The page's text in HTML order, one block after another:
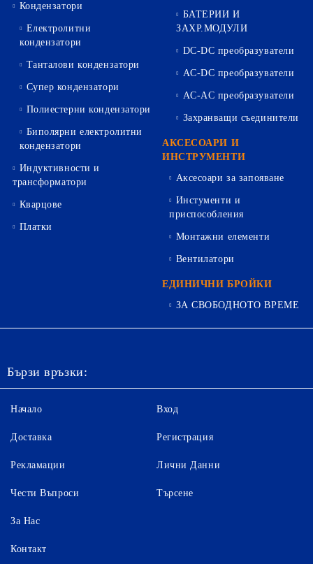
Кондензатори
Електролитни
кондензатори
Танталови кондензатори
Супер кондензатори
Полиестерни кондензатори
Биполярни електролитни
кондензатори
Индуктивности и
трансформатори
Кварцове
Платки
БАТЕРИИ И
ЗАХР.МОДУЛИ
DC-DC преобразуватели
AC-DC преобразуватели
AC-AC преобразуватели
Захранващи съединители
АКСЕСОАРИ И
ИНСТРУМЕНТИ
Аксесоари за запояване
Инстументи и
приспособления
Монтажни елементи
Вентилатори
ЕДИНИЧНИ БРОЙКИ
ЗА СВОБОДНОТО ВРЕМЕ
Бързи връзки:
Начало
Доставка
Рекламации
Чести Въпроси
Вход
Регистрация
Лични Данни
Търсене
За Нас
Контакт